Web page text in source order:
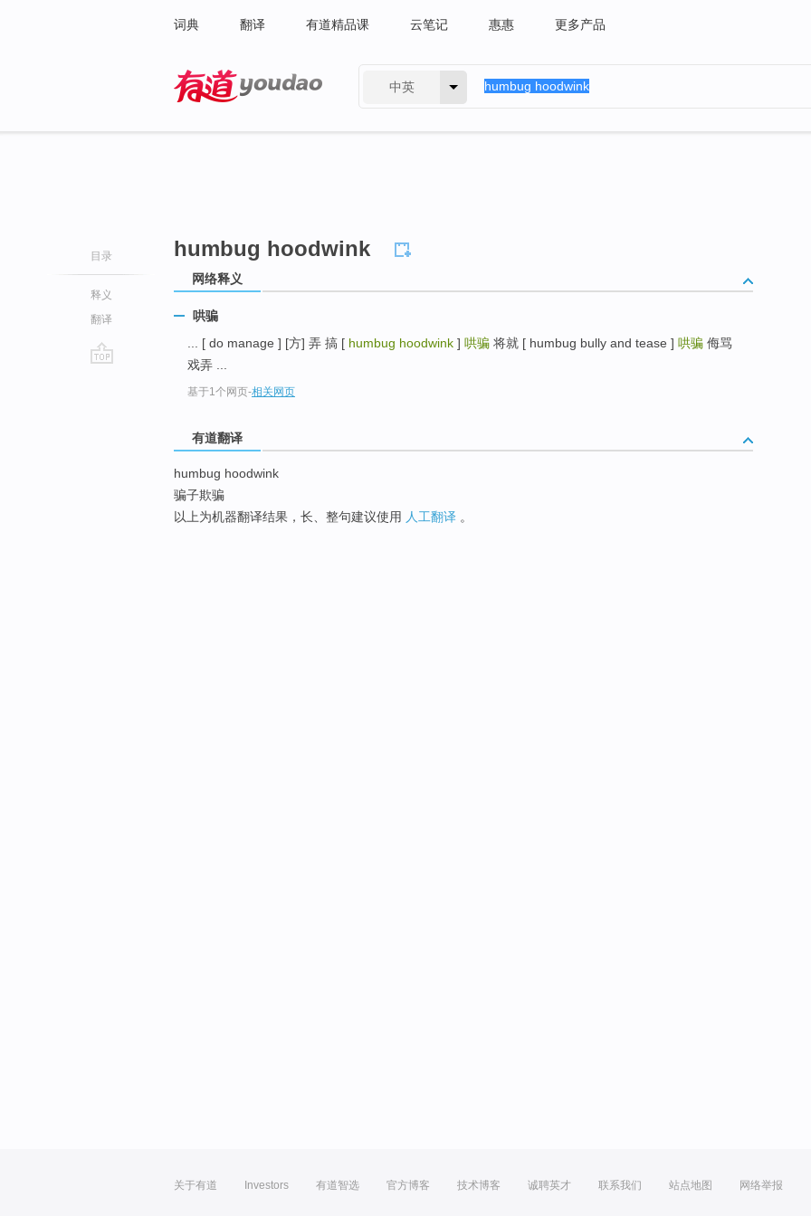
词典 翻译 有道精品课 云笔记 惠惠 更多产品
中英
目录
释义
翻译
humbug hoodwink
网络释义
哄骗
... [ do manage ] [方] 弄 搞 [ humbug hoodwink ] 哄骗 将就 [ humbug bully and tease ] 哄骗 侮骂
戏弄 ...
基于1个网页-相关网页
有道翻译
humbug hoodwink
骗子欺骗
以上为机器翻译结果，长、整句建议使用 人工翻译 。
关于有道 Investors 有道智选 官方博客 技术博客 诚聘英才 联系我们 站点地图 网络举报